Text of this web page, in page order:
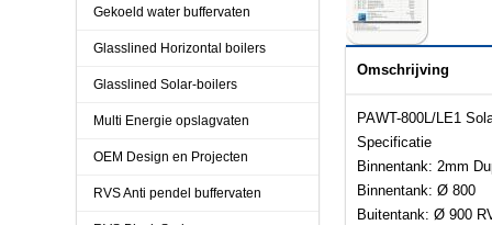
Gekoeld water buffervaten
Glasslined Horizontal boilers
Glasslined Solar-boilers
Multi Energie opslagvaten
OEM Design en Projecten
RVS Anti pendel buffervaten
Omschrijving
PAWT-800L/LE1
Specificatie
Binnentank: 2mm
Binnentank: Ø 800
Buitentank: Ø 900